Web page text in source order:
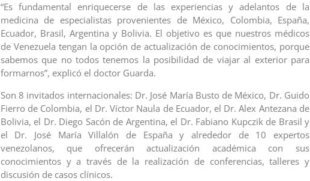
“Es fundamental enriquecerse de las experiencias y adelantos de la
medicina de especialistas provenientes de México, Colombia, España,
Ecuador, Brasil, Argentina y Bolivia. El objetivo es que nuestros médicos
de Venezuela tengan la opción de actualización de conocimientos, porque
sabemos que no todos tenemos la posibilidad de viajar al exterior para
formarnos”, explicó el doctor Guarda.
Son 8 invitados internacionales: Dr. José María Busto de México, Dr. Guido
Fierro de Colombia, el Dr. Víctor Naula de Ecuador, el Dr. Alex Antezana de
Bolivia, el Dr. Diego Sacón de Argentina, el Dr. Fabiano Kupczik de Brasil y
el Dr. José María Villalón de España y alrededor de 10 expertos
venezolanos, que ofrecerán actualización académica con sus
conocimientos y a través de la realización de conferencias, talleres y
discusión de casos clínicos.